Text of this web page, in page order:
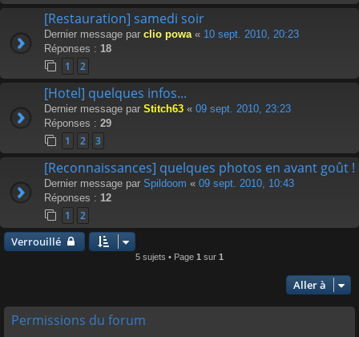
[Restauration] samedi soir
Dernier message par clio powa « 10 sept. 2010, 20:23
Réponses : 18
1 2
[Hotel] quelques infos...
Dernier message par Stitch63 « 09 sept. 2010, 23:23
Réponses : 29
1 2 3
[Reconnaissances] quelques photos en avant goût !
Dernier message par Spildoom « 09 sept. 2010, 10:43
Réponses : 12
1 2
Verrouillé
5 sujets • Page 1 sur 1
Aller à
Permissions du forum